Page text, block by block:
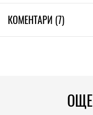
КОМЕНТАРИ (7)
ОЩЕ